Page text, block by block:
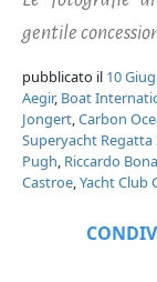
gentile
pubblicato il 10
Aegir, Boat
Jongert,Carbon
Superyacht Regatta
Pugh, Riccardo
Castroe,Yacht Club